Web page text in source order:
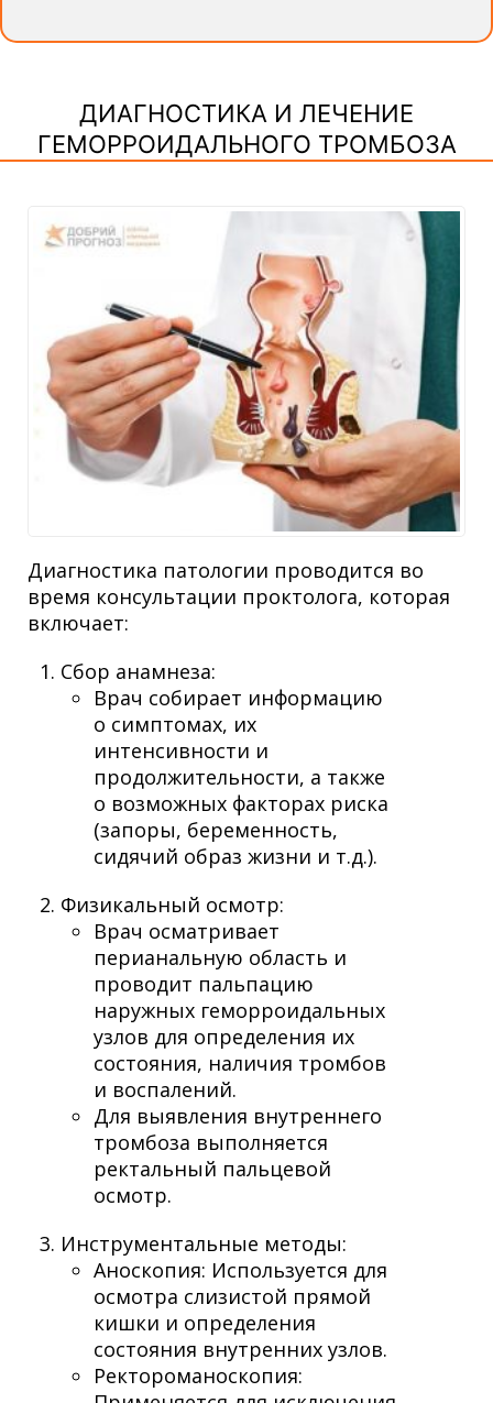
ДИАГНОСТИКА И ЛЕЧЕНИЕ
ГЕМОРРОИДАЛЬНОГО ТРОМБОЗА
Диагностика патологии проводится во
время консультации проктолога, которая
включает:
Сбор анамнеза:
Врач собирает информацию
о симптомах, их
интенсивности и
продолжительности, а также
о возможных факторах риска
(запоры, беременность,
сидячий образ жизни и т.д.).
Физикальный осмотр:
Врач осматривает
перианальную область и
проводит пальпацию
наружных геморроидальных
узлов для определения их
состояния, наличия тромбов
и воспалений.
Для выявления внутреннего
тромбоза выполняется
ректальный пальцевой
осмотр.
Инструментальные методы:
Аноскопия: Используется для
осмотра слизистой прямой
кишки и определения
состояния внутренних узлов.
Ректороманоскопия: